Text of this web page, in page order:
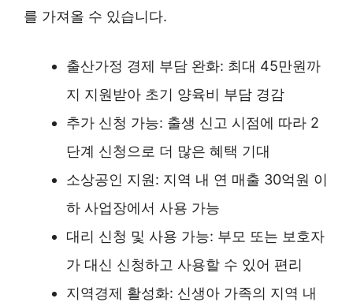
를 가져올 수 있습니다.
출산가정 경제 부담 완화: 최대 45만원까
지 지원받아 초기 양육비 부담 경감
추가 신청 가능: 출생 신고 시점에 따라 2
단계 신청으로 더 많은 혜택 기대
소상공인 지원: 지역 내 연 매출 30억원 이
하 사업장에서 사용 가능
대리 신청 및 사용 가능: 부모 또는 보호자
가 대신 신청하고 사용할 수 있어 편리
지역경제 활성화: 신생아 가족의 지역 내